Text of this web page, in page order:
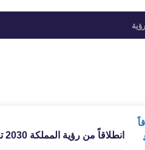
رؤية
انطلاقاً من رؤية المملكة 2030 تعمل جمعية صناعة الفعاليات الاحترافية مع باقي الجهات العاملة